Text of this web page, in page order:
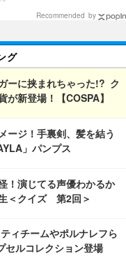
Recommended by
グ
ーに挟まれちゃった!? ク
が新登場！【COSPA】
ージ！手裏剣、髪を結う
」パンプス
！演じてる声優わかるか
＜クイズ 第2回＞
ィチームやポルナレフら
セルコレクション登場